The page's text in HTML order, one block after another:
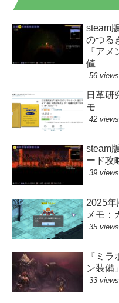
steam
のつる
『ア
値
56 views
日革研
モ
42 views
steam
ード攻
39 views
2025年
メモ：
35 views
『ミ
ン装備
33 views